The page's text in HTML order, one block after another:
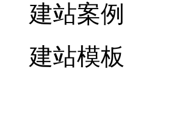
建站案例
建站模板